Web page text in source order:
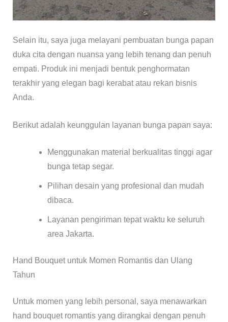
Selain itu, saya juga melayani pembuatan bunga papan
duka cita dengan nuansa yang lebih tenang dan penuh
empati. Produk ini menjadi bentuk penghormatan
terakhir yang elegan bagi kerabat atau rekan bisnis
Anda.
Berikut adalah keunggulan layanan bunga papan saya:
Menggunakan material berkualitas tinggi agar
bunga tetap segar.
Pilihan desain yang profesional dan mudah
dibaca.
Layanan pengiriman tepat waktu ke seluruh
area Jakarta.
Hand Bouquet untuk Momen Romantis dan Ulang
Tahun
Untuk momen yang lebih personal, saya menawarkan
hand bouquet romantis yang dirangkai dengan penuh